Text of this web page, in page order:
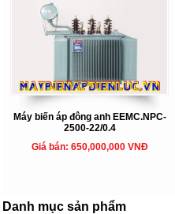
Máy biến áp đông anh EEMC.NPC-
2500-22/0.4
Giá bán: 650,000,000 VNĐ
Danh mục sản phẩm